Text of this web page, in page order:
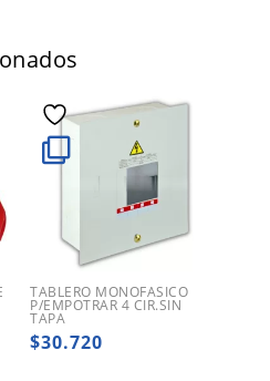
TABLERO MONOFASICO
P/EMPOTRAR 4 CIR.SIN
TAPA
$30.720